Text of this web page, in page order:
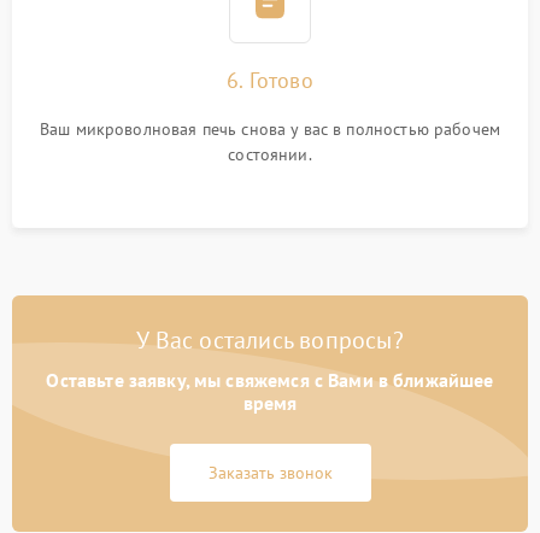
6. Готово
Ваш микроволновая печь снова у вас в полностью рабочем
состоянии.
У Вас остались вопросы?
Оставьте заявку, мы свяжемся с Вами в ближайшее
время
Заказать звонок